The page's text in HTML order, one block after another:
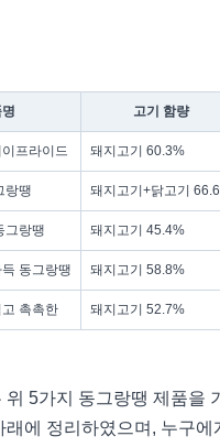
고기 함량
프라이드 돼지고기 60.3%
랑땡 돼지고기+닭고기
그랑땡 돼지고기 45.4%
동그랑땡 돼지고기 58.8%
촉촉한 돼지고기 52.7%
위 5가지 동그랑땡 제품을
래에 정리하였으며, 누구에